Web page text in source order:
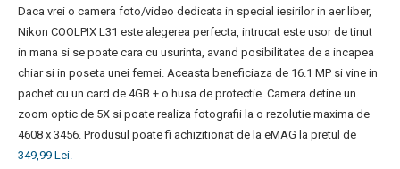
Daca vrei o camera foto/video dedicata in special iesirilor in aer liber,
Nikon COOLPIX L31 este alegerea perfecta, intrucat este usor de tinut
in mana si se poate cara cu usurinta, avand posibilitatea de a incapea
chiar si in poseta unei femei. Aceasta beneficiaza de 16.1 MP si vine in
pachet cu un card de 4GB + o husa de protectie. Camera detine un
zoom optic de 5X si poate realiza fotografii la o rezolutie maxima de
4608 x 3456. Produsul poate fi achizitionat de la eMAG la pretul de
349,99 Lei.